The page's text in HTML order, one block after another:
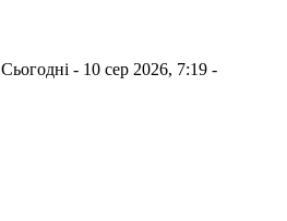
Сьогодні - 10 сер 2026, 7:19 -